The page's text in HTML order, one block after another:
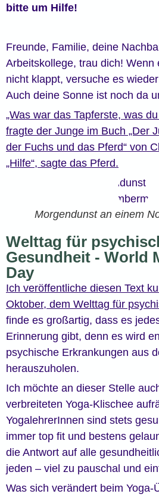
bitte um Hilfe!
Freunde, Familie, deine
Arbeitskollege, trau dich! Wenn
nicht klappt, versuche es
Auch deine Sonne ist noch da
„Was war das Tapferste, was
fragte der Junge im Buch „Der
der Fuchs und das Pferd“ von
„Hilfe“, sagte das Pferd.
Morgendunst an einem
Welttag für
Gesundheit - World
Day
Ich veröffentliche diesen Text
Oktober, dem Welttag für
finde es großartig, dass es
Erinnerung gibt, denn es wird
psychische Erkrankungen aus
herauszuholen.
Ich möchte an dieser Stelle
verbreiteten Yoga-Klischee
YogalehrerInnen sind stets
immer top fit und bestens
die Antwort auf alle
jeden – viel zu pauschal und
Was sich verändert beim Yoga-